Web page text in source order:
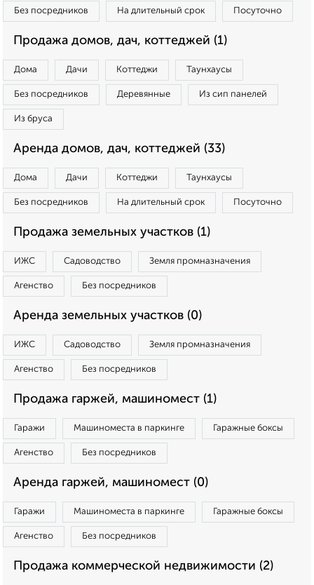
Без посредников На длительный срок Посуточно
Продажа домов, дач, коттеджей (1)
Дома Дачи Коттеджи Таунхаусы
Без посредников Деревянные Из сип панелей
Из бруса
Аренда домов, дач, коттеджей (33)
Дома Дачи Коттеджи Таунхаусы
Без посредников На длительный срок Посуточно
Продажа земельных участков (1)
ИЖС Садоводство Земля промназначения
Агенство Без посредников
Аренда земельных участков (0)
ИЖС Садоводство Земля промназначения
Агенство Без посредников
Продажа гаржей, машиномест (1)
Гаражи Машиноместа в паркинге Гаражные боксы
Агенство Без посредников
Аренда гаржей, машиномест (0)
Гаражи Машиноместа в паркинге Гаражные боксы
Агенство Без посредников
Продажа коммерческой недвижимости (2)